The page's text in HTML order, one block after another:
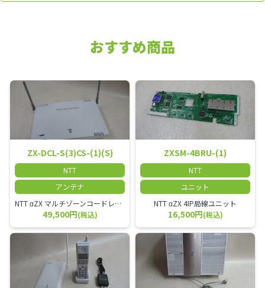
おすすめ商品
ZX-DCL-S(3)CS-(1)(S)
NTT
アンテナ
NTT αZX マルチゾーンコードレススター増設アンテナ
49,500円(税込)
ZXSM-4BRU-(1)
NTT
ユニット
NTT αZX 4IP局線ユニット
16,500円(税込)